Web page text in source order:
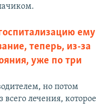
ему
теперь, из-за
уже по три
но потом
лечения, которое